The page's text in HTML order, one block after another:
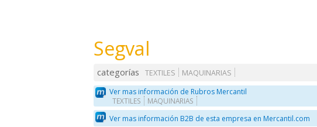
Segval
categorías TEXTILES
MAQUINARIAS
Ver mas información de Rubros Mercantil
TEXTILES MAQUINARIAS
Ver mas información B2B de esta empresa en Mercantil.com